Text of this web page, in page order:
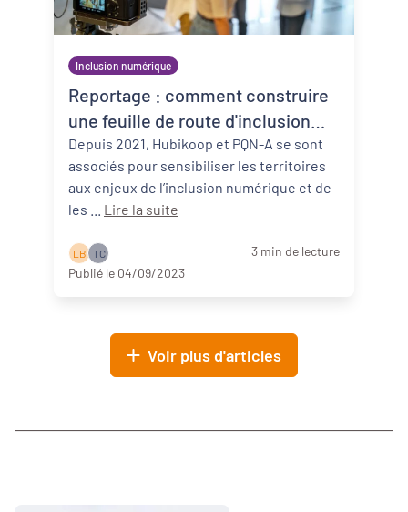
Inclusion numérique
Reportage : comment construire
une feuille de route d'inclusion
numérique ?
Depuis 2021, Hubikoop et PQN-A se sont
associés pour sensibiliser les territoires
aux enjeux de l’inclusion numérique et de
Lire la suite
L B T C
3 min de lecture
Publié le 04/09/2023
Voir plus d'articles